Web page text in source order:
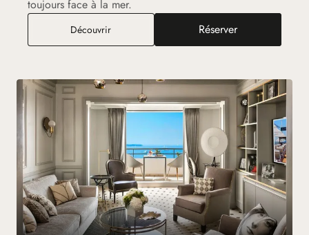
toujours face à la mer.
DécouvrirSuite Double Deluxe MerRéserver